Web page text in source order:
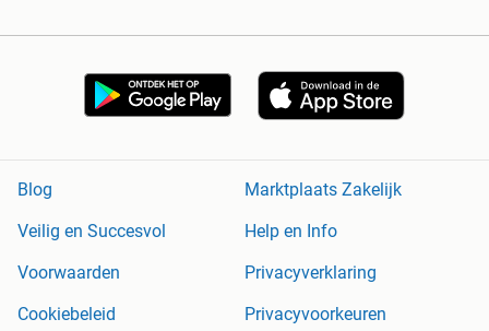
Blog
Marktplaats Zakelijk
Veilig en Succesvol
Help en Info
Voorwaarden
Privacyverklaring
Cookiebeleid
Privacyvoorkeuren